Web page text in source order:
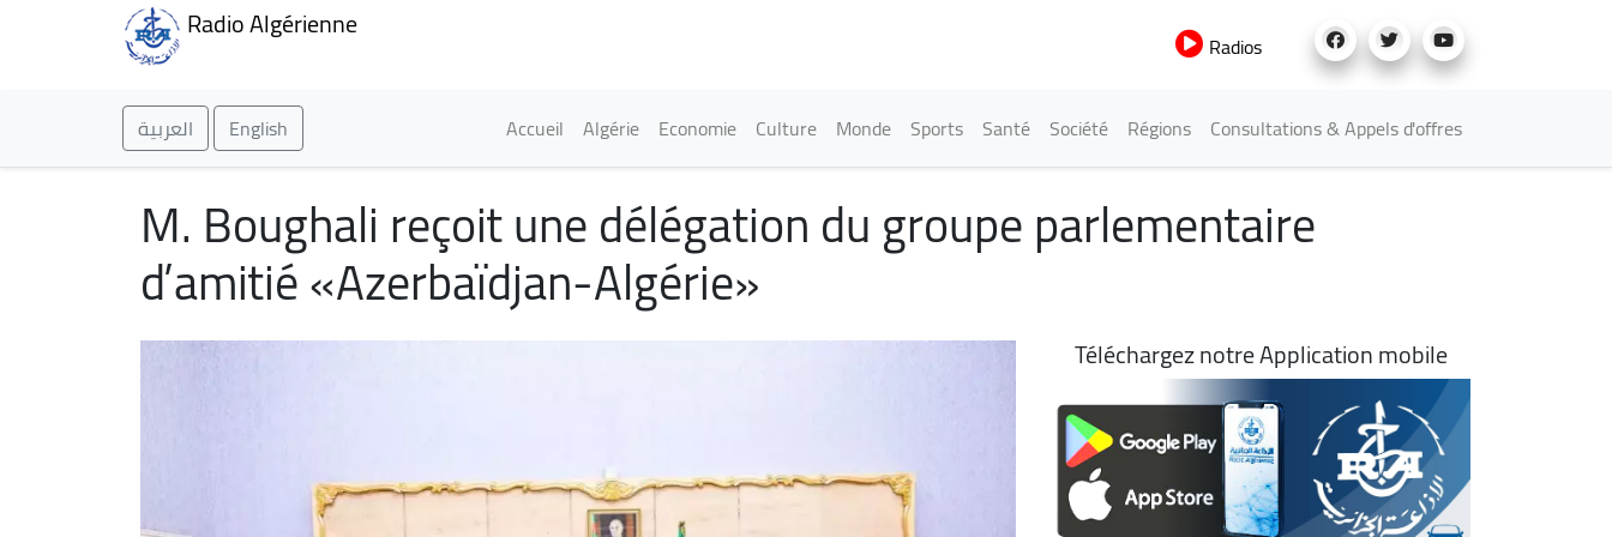
Radio Algérienne
Radios
العربية English Main navigation
Accueil Algérie Economie Culture Monde Sports Santé Société Régions Consultations & Appels d'offres
M. Boughali reçoit une délégation du groupe parlementaire
d’amitié «Azerbaïdjan-Algérie»
Téléchargez notre Application mobile